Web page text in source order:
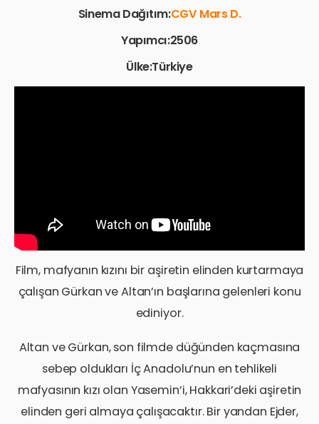
Sinema Dağıtım:CGV Mars D.
Yapımcı:2506
Ülke:Türkiye
Film, mafyanın kızını bir aşiretin elinden kurtarmaya
çalışan Gürkan ve Altan’ın başlarına gelenleri konu
ediniyor.
Altan ve Gürkan, son filmde düğünden kaçmasına
sebep oldukları İç Anadolu’nun en tehlikeli
mafyasının kızı olan Yasemin’i, Hakkari’deki aşiretin
elinden geri almaya çalışacaktır. Bir yandan Ejder,